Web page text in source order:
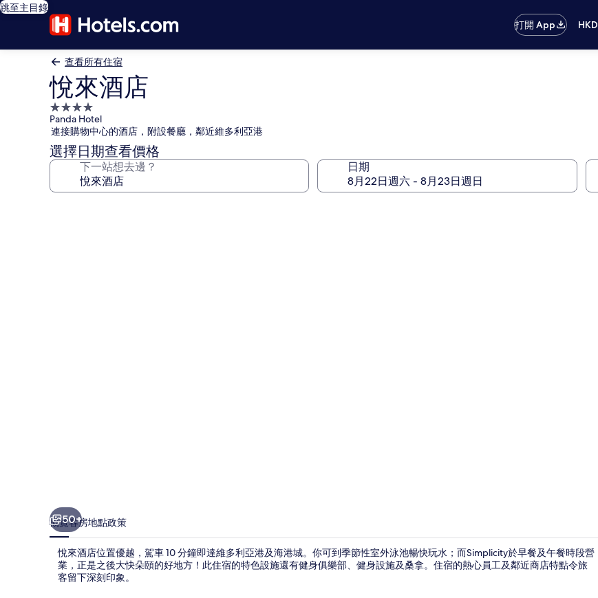
跳至主目錄
打開 App
HKD
查看所有住宿
悅來酒店
4.0
星
級
住
宿
Panda Hotel
連接購物中心的酒店，附設餐廳，鄰近維多利亞港
選擇日期查看價格
下一站想去邊？ 日期
50+
概覽客房地點政策
悅來酒店位置優越，駕車 10 分鐘即達維多利亞港及海港城。你可到季節性室外泳池暢快玩水；而Simplicity於早餐及午餐時段營
業，正是之後大快朵頤的好地方！此住宿的特色設施還有健身俱樂部、健身設施及桑拿。住宿的熱心員工及鄰近商店特點令旅
客留下深刻印象。